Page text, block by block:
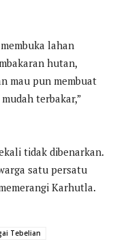
lahan
hutan,
mau pun membuat
terbakar,”
tidak dibenarkan.
satu persatu
Karhutla.
Tebelian